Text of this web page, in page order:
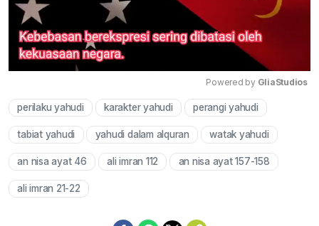
Mute
Powered by GliaStudios
perilaku yahudi karakter yahudi perangi yahudi
tabiat yahudi yahudi dalam alquran watak yahudi
an nisa ayat 46 ali imran 112 an nisa ayat 157-158
ali imran 21-22